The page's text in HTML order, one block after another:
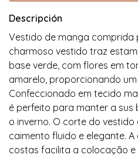
Descripción
Vestido de manga comprida
charmoso vestido traz
base verde, com flores em
amarelo, proporcionando
Confeccionado em tecido
é perfeito para manter a
o inverno. O corte do
caimento fluido e elegante.
costas facilita a colocação